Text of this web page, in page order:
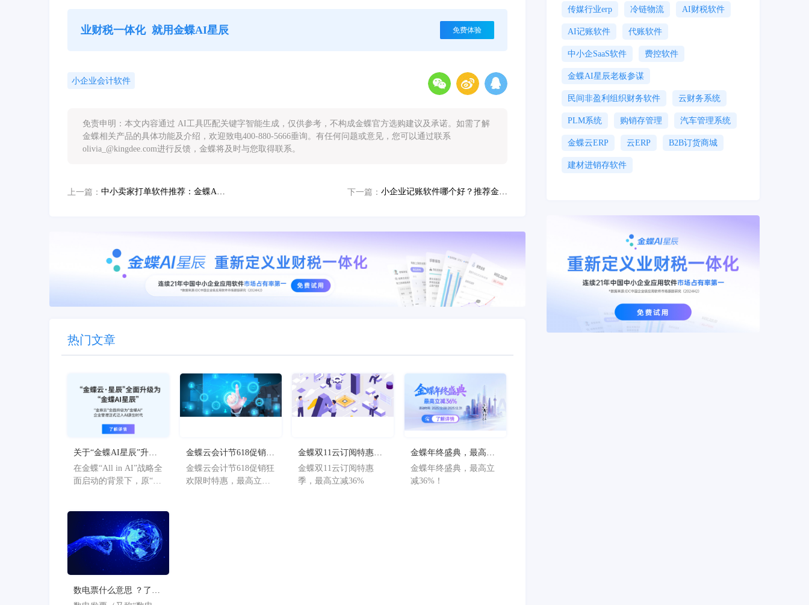
业财税一体化 就用金蝶AI星辰 免费体验
小企业会计软件
免责申明：本文内容通过 AI工具匹配关键字智能生成，仅供参考，不构成金蝶官方选购建议及承诺。如需了解
金蝶相关产品的具体功能及介绍，欢迎致电400-880-5666垂询。有任何问题或意见，您可以通过联系
olivia_@kingdee.com进行反馈，金蝶将及时与您取得联系。
上一篇： 中小卖家打单软件推荐：金蝶AI星辰，高效管理订单，轻松发货 下一篇： 小企业记账软件哪个好？推荐金蝶AI星辰解决方案
热门文章
关于“金蝶AI星辰”升级
为“金蝶AI星辰”的官方
公告
在金蝶“All in AI”战略全
面启动的背景下，原“金
次从“云”到“AI”的品牌
焕新，标志着星辰系列
产品全面迈入AI驱动的
新阶段，旨在以AI技术
重构小微企业数智化解
入新动能。
金蝶云会计节618促销狂
欢限时特惠，最高立减
36%
金蝶云会计节618促销狂
欢限时特惠，最高立减
金蝶双11云订阅特惠
季，最高立减36%
金蝶双11云订阅特惠
季，最高立减36%
金蝶年终盛典，最高立
减36%！
金蝶年终盛典，最高立
减36%！
数电票什么意思 ？了解
数电票的基本概念
传媒行业erp 冷链物流 AI财税软件
AI记账软件 代账软件
中小企SaaS软件 费控软件
金蝶AI星辰老板参谋
民间非盈利组织财务软件 云财务系统
PLM系统 购销存管理 汽车管理系统
金蝶云ERP 云ERP B2B订货商城
建材进销存软件